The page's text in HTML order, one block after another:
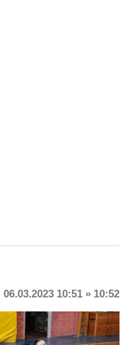
06.03.2023 10:51 » 10:52